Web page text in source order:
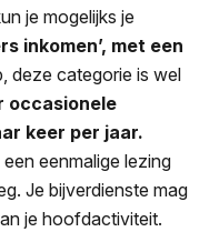
je mogelijks je
inkomen’, met een
deze categorie is wel
occasionele
keer per jaar.
eenmalige lezing
Je bijverdienste mag
je hoofdactiviteit.